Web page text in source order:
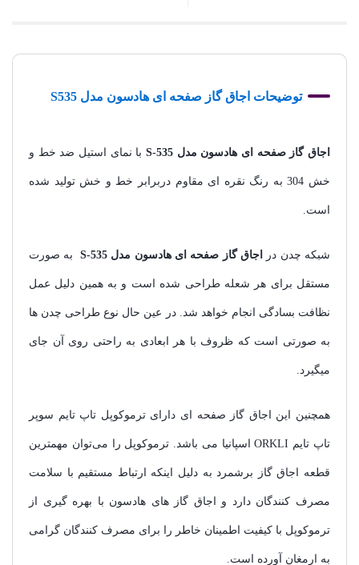
توضیحات اجاق گاز صفحه ای هادسون مدل S535
اجاق گاز صفحه ای هادسون مدل S-535 با نمای استیل ضد خط و
خش 304 به رنگ نقره ای مقاوم دربرابر خط و خش تولید شده
است.
شبکه چدن در اجاق گاز صفحه ای هادسون مدل S-535 به صورت
مستقل برای هر شعله طراحی شده است و به همین دلیل عمل
نظافت بسادگی انجام خواهد شد. در عین حال نوع طراحی چدن ها
به صورتی است که ظروف با هر ابعادی به راحتی روی آن جای
میگیرد.
همچنین این اجاق گاز صفحه ای دارای ترموکوپل تاپ تایم سوپر
تاپ تایم ORKLI اسپانیا می باشد. ترموکوپل را می‌توان مهمترین
قطعه اجاق گاز برشمرد به دلیل اینکه ارتباط مستقیم با سلامت
مصرف کنندگان دارد و اجاق گاز های هادسون با بهره گیری از
ترموکوپل با کیفیت اطمینان خاطر را برای مصرف کنندگان گرامی
به ارمغان آورده است.